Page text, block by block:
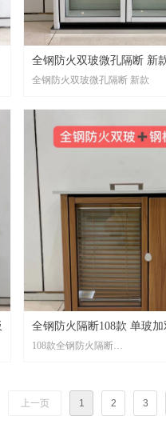
全钢防火双玻微孔隔断 新
全钢防火双玻微孔隔断 新款
全钢防火隔断108款 单玻加
108款全钢防火隔断
上一页 1 2 3